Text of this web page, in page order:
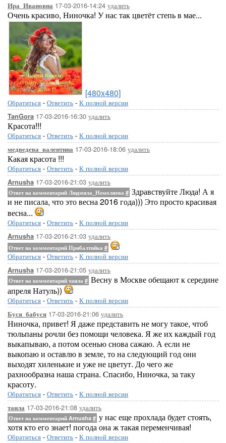
Ира_Ивановна 17-03-2016-14:24 удалить
Очень красиво, Ниночка! У нас так цветёт степь в мае...
[480x480]
Обратиться - Ответить - К полной версии
TanGora 17-03-2016-16:30 удалить
Красота!!!
Обратиться - Ответить - К полной версии
медведева_валентина 17-03-2016-18:06 удалить
Какая красота !!!
Обратиться - Ответить - К полной версии
Arnusha 17-03-2016-21:03 удалить
Ответ на комментарий Людмила_Немоляева # Здравствуйте Люда! А я
и не писала, что это весна 2016 года))) Это просто красивая
весна...
Обратиться - Ответить - К полной версии
Arnusha 17-03-2016-21:03 удалить
Ответ на комментарий Прибалтийка #
Обратиться - Ответить - К полной версии
Arnusha 17-03-2016-21:05 удалить
Ответ на комментарий таила # Весну в Москве обещают к середине
апреля Натуль))
Обратиться - Ответить - К полной версии
Буся_бабуся 17-03-2016-21:06 удалить
Ниночка, привет! Я даже представить не могу такое, чтоб
тюльпаны рочли без помощи человека. Я же их каждый год
выкапываю, а потом осенью снова сажаю. А если не
выкопаю и оставлю в земле, то на следующий год они
выходят хиленькие и уже не цветут. До чего же
рахнообразна наша страна. Спасибо, Ниночка, за таку
красоту.
Обратиться - Ответить - К полной версии
таила 17-03-2016-21:08 удалить
Ответ на комментарий Arnusha # у нас еще прохлада будет стоять,
хотя кто его знает! погода она ж такая переменчивая!
Обратиться - Ответить - К полной версии